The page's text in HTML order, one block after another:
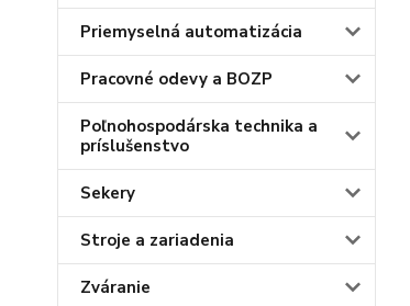
Priemyselná automatizácia
Pracovné odevy a BOZP
Poľnohospodárska technika a
príslušenstvo
Sekery
Stroje a zariadenia
Zváranie